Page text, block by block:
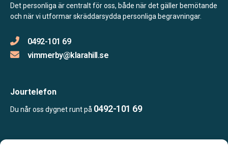
Det personliga är centralt för oss, både när det gäller bemötande
och när vi utformar skräddarsydda personliga begravningar.
0492-101 69
vimmerby@klarahill.se
Jourtelefon
Du når oss dygnet runt på 0492-101 69